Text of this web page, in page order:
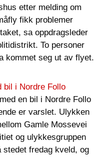
etter melding om
fikk problemer
sa oppdragsleder
To personer
kommet seg ut av flyet.
bil i Nordre Follo
en bil i Nordre Follo
er varslet. Ulykken
Gamle Mossevei
og ulykkesgruppen
fredag kveld, og